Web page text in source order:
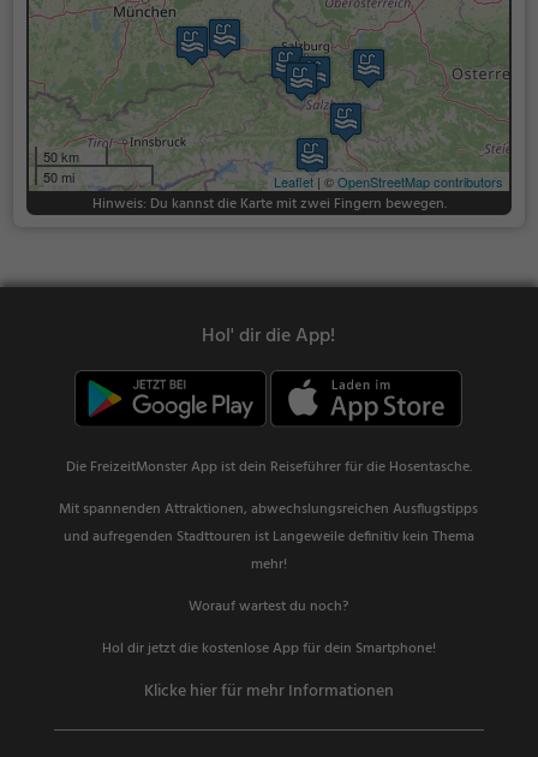
50 km
50 mi
Leaflet| ©OpenStreetMap contributors
Hinweis: Du kannst die Karte mit zwei Fingern bewegen.
Hol' dir die App!
Die FreizeitMonster App ist dein Reiseführer für die Hosentasche.
Mit spannenden Attraktionen, abwechslungsreichen Ausflugstipps
und aufregenden Stadttouren ist Langeweile definitiv kein Thema
mehr!
Worauf wartest du noch?
Hol dir jetzt die kostenlose App für dein Smartphone!
Klicke hier für mehr Informationen